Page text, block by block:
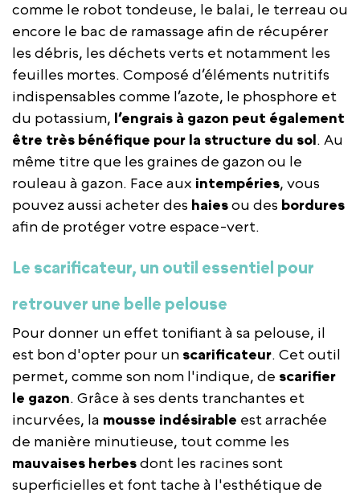
comme le robot tondeuse, le balai, le terreau ou
encore le bac de ramassage afin de récupérer
les débris, les déchets verts et notamment les
feuilles mortes. Composé d’éléments nutritifs
indispensables comme l’azote, le phosphore et
du potassium, l’engrais à gazon peut également
être très bénéfique pour la structure du sol. Au
même titre que les graines de gazon ou le
rouleau à gazon. Face aux intempéries, vous
pouvez aussi acheter des haiesou des bordures
afin de protéger votre espace-vert.
Le scarificateur, un outil essentiel pour
retrouver une belle pelouse
Pour donner un effet tonifiant à sa pelouse, il
est bon d'opter pour un scarificateur. Cet outil
permet, comme son nom l'indique, de scarifier
le gazon. Grâce à ses dents tranchantes et
incurvées, la mousse indésirable est arrachée
de manière minutieuse, tout comme les
mauvaises herbesdont les racines sont
superficielles et font tache à l'esthétique de